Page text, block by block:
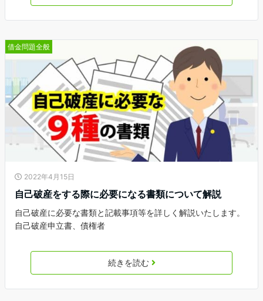
借金問題全般
2022年4月15日
自己破産をする際に必要になる書類について解説
自己破産に必要な書類と記載事項等を詳しく解説いたします。
自己破産申立書、債権者
続きを読む